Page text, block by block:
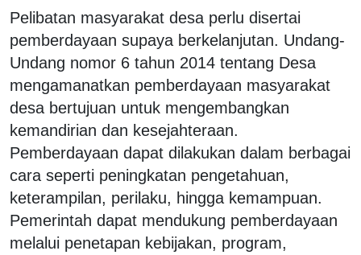
Pelibatan masyarakat desa perlu disertai
pemberdayaan supaya berkelanjutan. Undang-
Undang nomor 6 tahun 2014 tentang Desa
mengamanatkan pemberdayaan masyarakat
desa bertujuan untuk mengembangkan
kemandirian dan kesejahteraan.
Pemberdayaan dapat dilakukan dalam berbagai
cara seperti peningkatan pengetahuan,
keterampilan, perilaku, hingga kemampuan.
Pemerintah dapat mendukung pemberdayaan
melalui penetapan kebijakan, program,